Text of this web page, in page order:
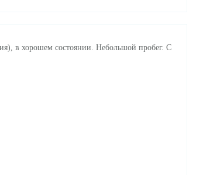
в хорошем состоянии. Небольшой пробег. С